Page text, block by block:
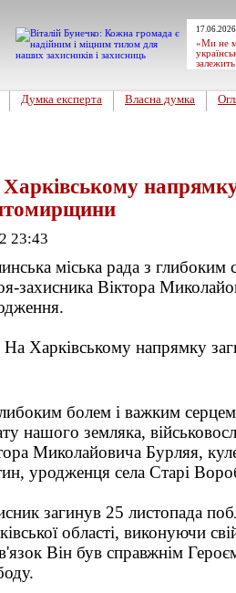
«Ми не
Думка експерта Власна думка
23:43
міська рада з глибоким
захисника Віктора
болем і важким
нашого земляка,
Миколайовича Бурляя,
уродженця села Старі
загинув 25 листопада
області, виконуючи
Він був справжнім